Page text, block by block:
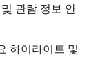
관람 정보 안
하이라이트 및